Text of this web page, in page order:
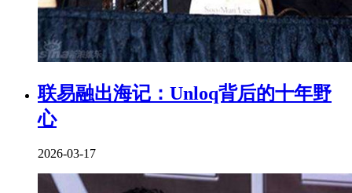
联易融出海记：Unloq背后的十年野
心
2026-03-17